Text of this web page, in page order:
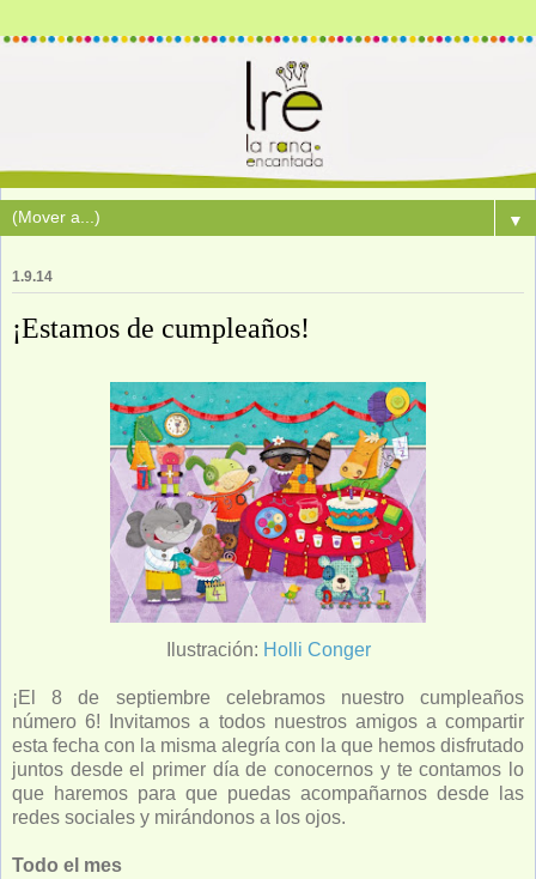
▼
1.9.14
¡Estamos de cumpleaños!
Ilustración: Holli Conger
¡El 8 de septiembre celebramos nuestro cumpleaños
número 6! Invitamos a todos nuestros amigos a compartir
esta fecha con la misma alegría con la que hemos disfrutado
juntos desde el primer día de conocernos y te contamos lo
que haremos para que puedas acompañarnos desde las
redes sociales y mirándonos a los ojos.
Todo el mes